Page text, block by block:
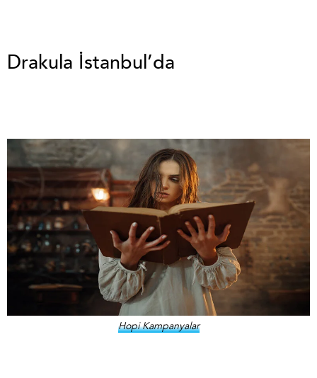
Drakula İstanbul’da
Hopi Kampanyalar